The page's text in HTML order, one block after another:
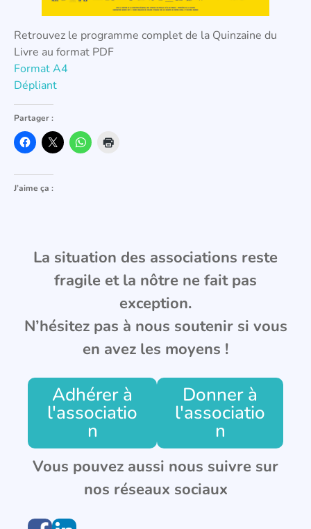
Retrouvez le programme complet de la Quinzaine du
Livre au format PDF
Format A4
Dépliant
Partager :
J’aime ça :
La situation des associations reste
fragile et la nôtre ne fait pas
exception.
N’hésitez pas à nous soutenir si vous
en avez les moyens !
Adhérer à
l'associatio
n
Donner à
l'associatio
n
Vous pouvez aussi nous suivre sur
nos réseaux sociaux